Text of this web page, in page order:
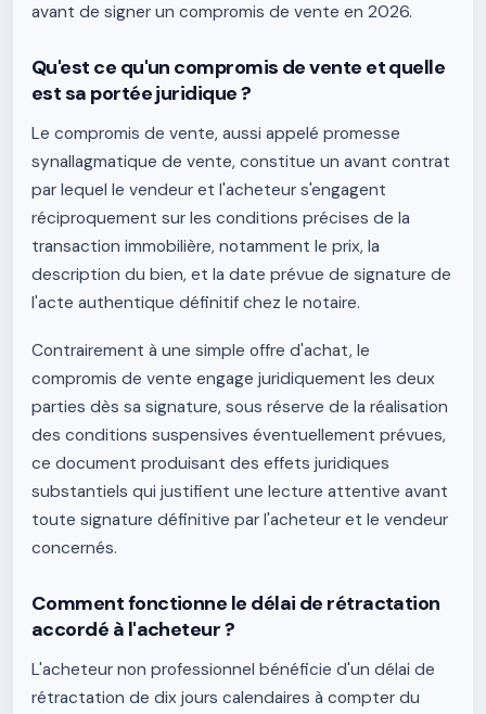
avant de signer un compromis de vente en 2026.
Qu'est ce qu'un compromis de vente et quelle
est sa portée juridique ?
Le compromis de vente, aussi appelé promesse
synallagmatique de vente, constitue un avant contrat
par lequel le vendeur et l'acheteur s'engagent
réciproquement sur les conditions précises de la
transaction immobilière, notamment le prix, la
description du bien, et la date prévue de signature de
l'acte authentique définitif chez le notaire.
Contrairement à une simple offre d'achat, le
compromis de vente engage juridiquement les deux
parties dès sa signature, sous réserve de la réalisation
des conditions suspensives éventuellement prévues,
ce document produisant des effets juridiques
substantiels qui justifient une lecture attentive avant
toute signature définitive par l'acheteur et le vendeur
concernés.
Comment fonctionne le délai de rétractation
accordé à l'acheteur ?
L'acheteur non professionnel bénéficie d'un délai de
rétractation de dix jours calendaires à compter du